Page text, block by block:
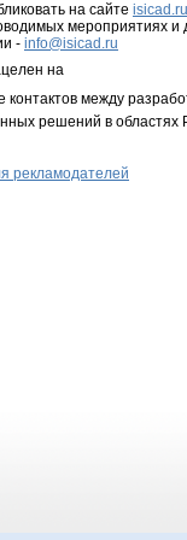
на сайте isicad.ru
мероприятиях
- info@isicad.ru
на
контактов между
решений в областях
рекламодателей